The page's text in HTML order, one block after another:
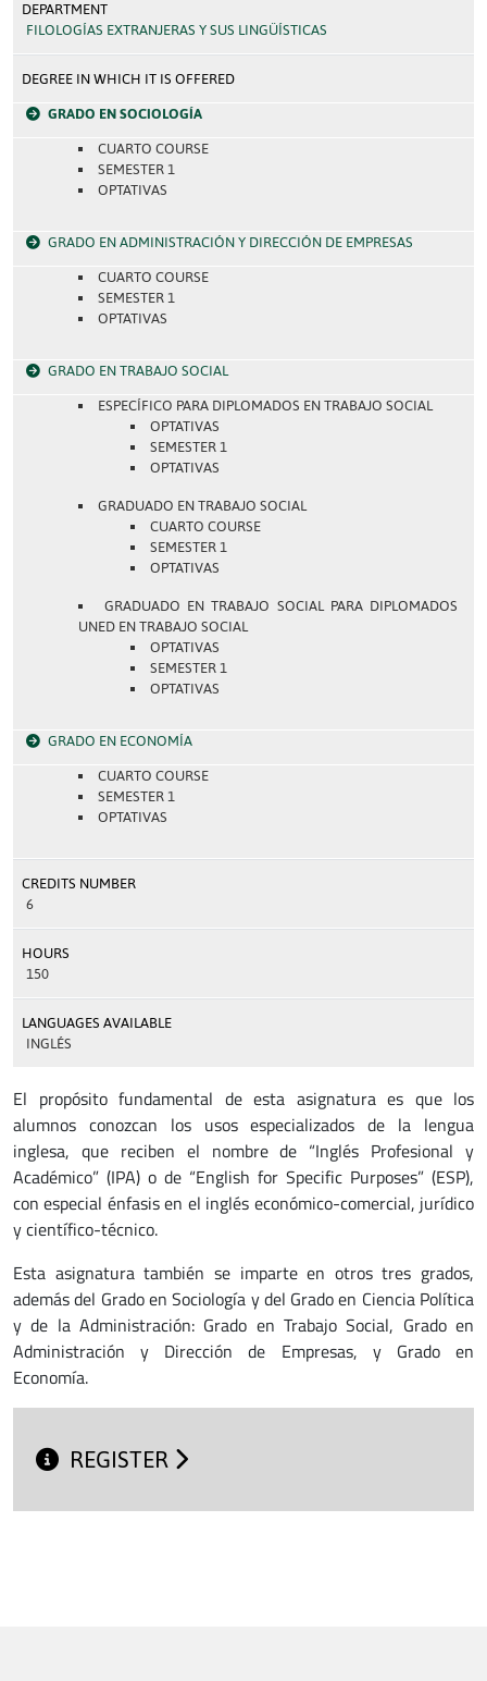
DEPARTMENT
FILOLOGÍAS EXTRANJERAS Y SUS LINGÜÍSTICAS
DEGREE IN WHICH IT IS OFFERED
GRADO EN SOCIOLOGÍA
CUARTO COURSE
SEMESTER 1
OPTATIVAS
GRADO EN ADMINISTRACIÓN Y DIRECCIÓN DE EMPRESAS
CUARTO COURSE
SEMESTER 1
OPTATIVAS
GRADO EN TRABAJO SOCIAL
ESPECÍFICO PARA DIPLOMADOS EN TRABAJO SOCIAL
OPTATIVAS
SEMESTER 1
OPTATIVAS
GRADUADO EN TRABAJO SOCIAL
CUARTO COURSE
SEMESTER 1
OPTATIVAS
GRADUADO EN TRABAJO SOCIAL PARA DIPLOMADOS
UNED EN TRABAJO SOCIAL
OPTATIVAS
SEMESTER 1
OPTATIVAS
GRADO EN ECONOMÍA
CUARTO COURSE
SEMESTER 1
OPTATIVAS
CREDITS NUMBER
6
HOURS
150
LANGUAGES AVAILABLE
INGLÉS
El propósito fundamental de esta asignatura es que los
alumnos conozcan los usos especializados de la lengua
inglesa, que reciben el nombre de “Inglés Profesional y
Académico” (IPA) o de “English for Specific Purposes” (ESP),
con especial énfasis en el inglés económico-comercial, jurídico
y científico-técnico.
Esta asignatura también se imparte en otros tres grados,
además del Grado en Sociología y del Grado en Ciencia Política
y de la Administración: Grado en Trabajo Social, Grado en
Administración y Dirección de Empresas, y Grado en
Economía.
REGISTER